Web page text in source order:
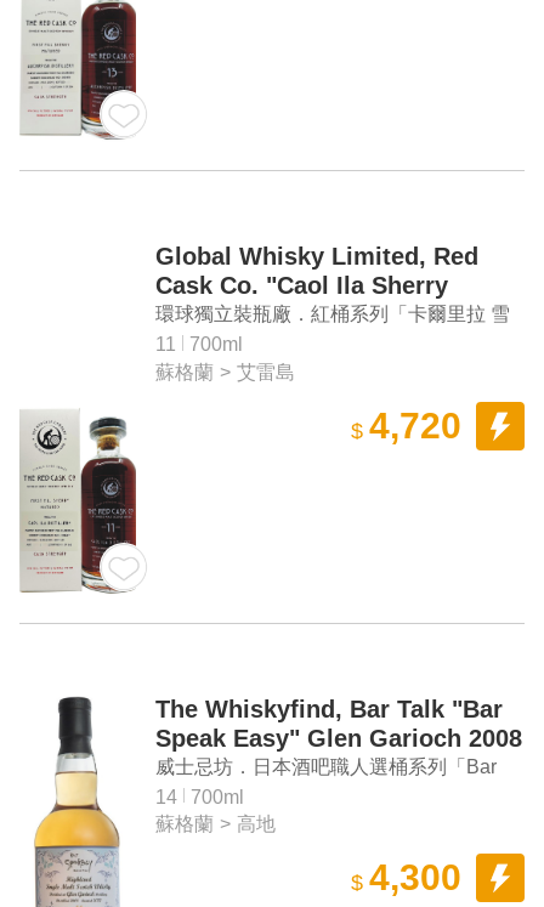
Global Whisky Limited, Red
Cask Co. "Caol Ila Sherry
Matured #311697" Aged 11
Years Single Malt Scotch
Whisky
環球獨立裝瓶廠．紅桶系列「卡爾里拉 雪
莉桶 #311697」11年單一麥芽蘇格蘭威士
忌
11
700ml
蘇格蘭 > 艾雷島
$ 4,720
The Whiskyfind, Bar Talk "Bar
Speak Easy" Glen Garioch 2008
Aged 14 Years Highland Single
Malt Scotch Whisky
威士忌坊．日本酒吧職人選桶系列「Bar
Speak Easy」格蘭蓋瑞2008 14年單一麥芽
蘇格蘭威士忌
14
700ml
蘇格蘭 > 高地
$ 4,300